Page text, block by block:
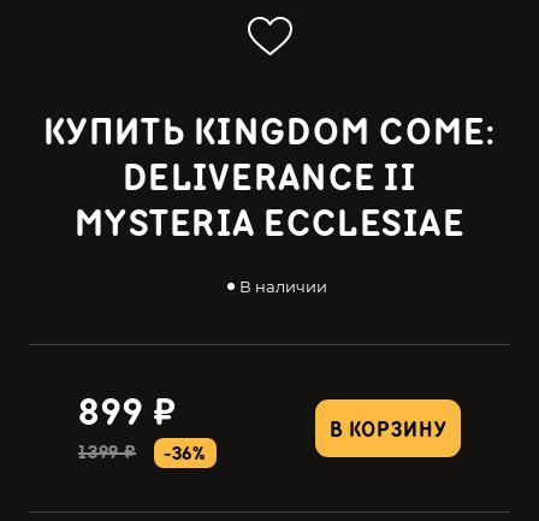
КУПИТЬ KINGDOM COME:
DELIVERANCE II
MYSTERIA ECCLESIAE
В наличии
В КОРЗИНУ
899 ₽
1399 ₽ -36%